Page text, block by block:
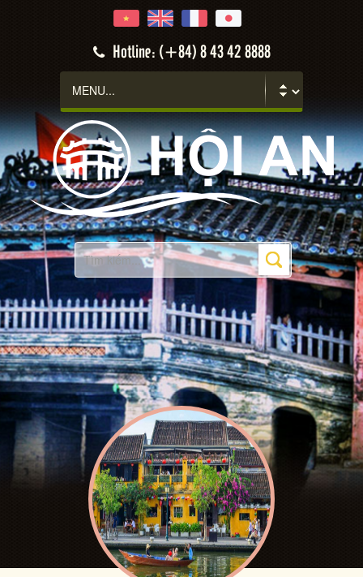
Hotline: (+84) 8 43 42 8888